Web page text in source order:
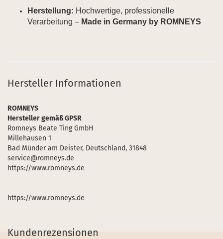
Herstellung: Hochwertige, professionelle
Verarbeitung – Made in Germany by ROMNEYS
Hersteller Informationen
ROMNEYS
Hersteller gemäß GPSR
Romneys Beate Ting GmbH
Millehausen 1
Bad Münder am Deister, Deutschland, 31848
service@romneys.de
https://www.romneys.de
https://www.romneys.de
Kundenrezensionen